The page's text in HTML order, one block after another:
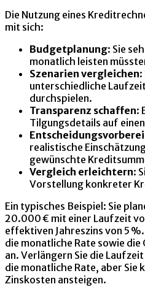
Die Nutzung eines
mit sich:
Budgetplanung: Sie
monatlich leisten
Szenarien vergleichen:
unterschiedliche
durchspielen.
Transparenz schaffen:
Tilgungsdetails auf
realistische
gewünschte
Vergleich erleichtern:
Vorstellung konkreter
Ein typisches Beispiel: Sie
20.000 € mit einer Laufzeit
effektiven Jahreszins von 5
die monatliche Rate sowie
an. Verlängern Sie die
die monatliche Rate, aber Sie
Zinskosten ansteigen.